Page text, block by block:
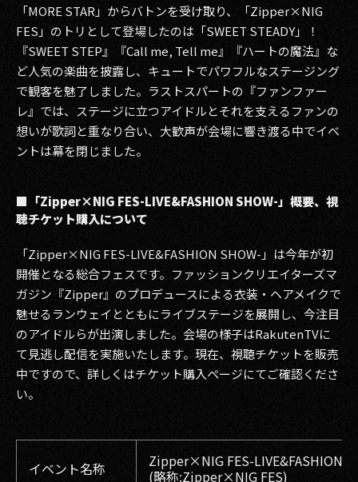
「MORE STAR」からバトンを受け取り、「Zipper×NIG
FES」のトリとして登場したのは「SWEET STEADY」！
『SWEET STEP』『Call me, Tell me』『ハートの魔法』な
ど人気の楽曲を披露し、キュートでパワフルなステージング
で観客を魅了しました。ラストスパートの『ファンファー
レ』では、ステージに立つアイドルとそれを支えるファンの
想いが歌詞と重なり合い、大歓声が会場に響き渡る中でイベ
ントは幕を閉じました。
■「Zipper×NIG FES-LIVE&FASHION SHOW-」概要、視
聴チケット購入について
「Zipper×NIG FES-LIVE&FASHION SHOW-」は今年が初
開催となる総合フェスです。ファッションクリエイターズマ
ガジン『Zipper』のプロデュースによる衣装・ヘアメイクで
魅せるランウェイとともにライブステージを展開し、今注目
のアイドルらが出演しました。会場の様子はRakutenTVに
て見逃し配信を実施いたします。現在、視聴チケットを販売
中ですので、詳しくはチケット購入ページにてご確認くださ
い。
イベント名称
Zipper×NIG FES-LIVE&FASHION
(略称:Zipper×NIG FES)